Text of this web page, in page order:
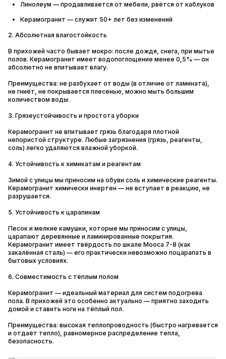
Линолеум — продавливается от мебели, рвётся от каблуков
Керамогранит — служит 50+ лет без изменений
2. Абсолютная влагостойкость
В прихожей часто бывает мокро: после дождя, снега, при мытье
полов. Керамогранит имеет водопоглощение менее 0,5% — он
абсолютно не впитывает влагу.
Преимущества: не разбухает от воды (в отличие от ламината),
не гниёт, не покрывается плесенью, можно мыть большим
количеством воды.
3. Грязеустойчивость и простота уборки
Керамогранит не впитывает грязь благодаря плотной
непористой структуре. Любые загрязнения (грязь, реагенты,
соль) легко удаляются влажной уборкой.
4. Устойчивость к химикатам и реагентам
Зимой с улицы мы приносим на обуви соль и химические реагенты.
Керамогранит химически инертен — не вступает в реакцию, не
разрушается.
5. Устойчивость к царапинам
Песок и мелкие камушки, которые мы приносим с улицы,
царапают деревянные и ламинированные покрытия.
Керамогранит имеет твёрдость по шкале Мооса 7-8 (как
закалённая сталь) — его практически невозможно поцарапать в
бытовых условиях.
6. Совместимость с тёплым полом
Керамогранит — идеальный материал для систем подогрева
пола. В прихожей это особенно актуально — приятно заходить
домой и ставить ноги на тёплый пол.
Преимущества: высокая теплопроводность (быстро нагревается
и отдаёт тепло), равномерное распределение тепла,
безопасность.